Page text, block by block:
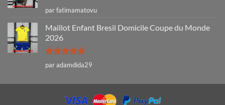
Note5sur
5
par fatimamatovu
Maillot Enfant Bresil Domicile Coupe du Monde
2026
Note5sur
5
par adamdida29